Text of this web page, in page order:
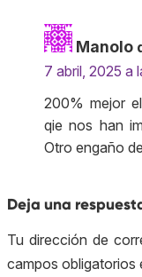
Manolo
7 abril, 2025 a
200% mejor
qie nos han
Otro engaño
Deja una
Tu dirección de
campos obligatorios